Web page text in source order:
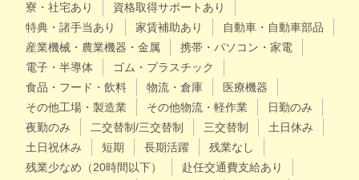
寮・社宅あり
資格取得サポートあり
特典・諸手当あり
家賃補助あり
自動車・自動車部品
産業機械・農業機器・金属
携帯・パソコン・家電
電子・半導体
ゴム・プラスチック
食品・フード・飲料
物流・倉庫
医療機器
その他工場・製造業
その他物流・軽作業
日勤のみ
夜勤のみ
二交替制/三交替制 三交替制
土日休み
土日祝休み
短期 長期活躍
残業なし
残業少なめ（20時間以下）
赴任交通費支給あり